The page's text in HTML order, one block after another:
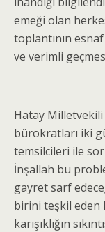
emeği olan
toplantının esnaf
ve verimli
Hatay Milletvekili
bürokratları iki
temsilcileri ile
İnşallah bu
gayret sarf
birini teşkil eden
karışıklığın